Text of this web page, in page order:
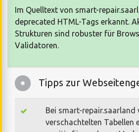
Im Quelltext von smart-
deprecated HTML-Tags erkannt.
Strukturen sind robuster für
Validatoren.
Tipps zur
Bei smart-repair.saarland
verschachtelten Tabellen